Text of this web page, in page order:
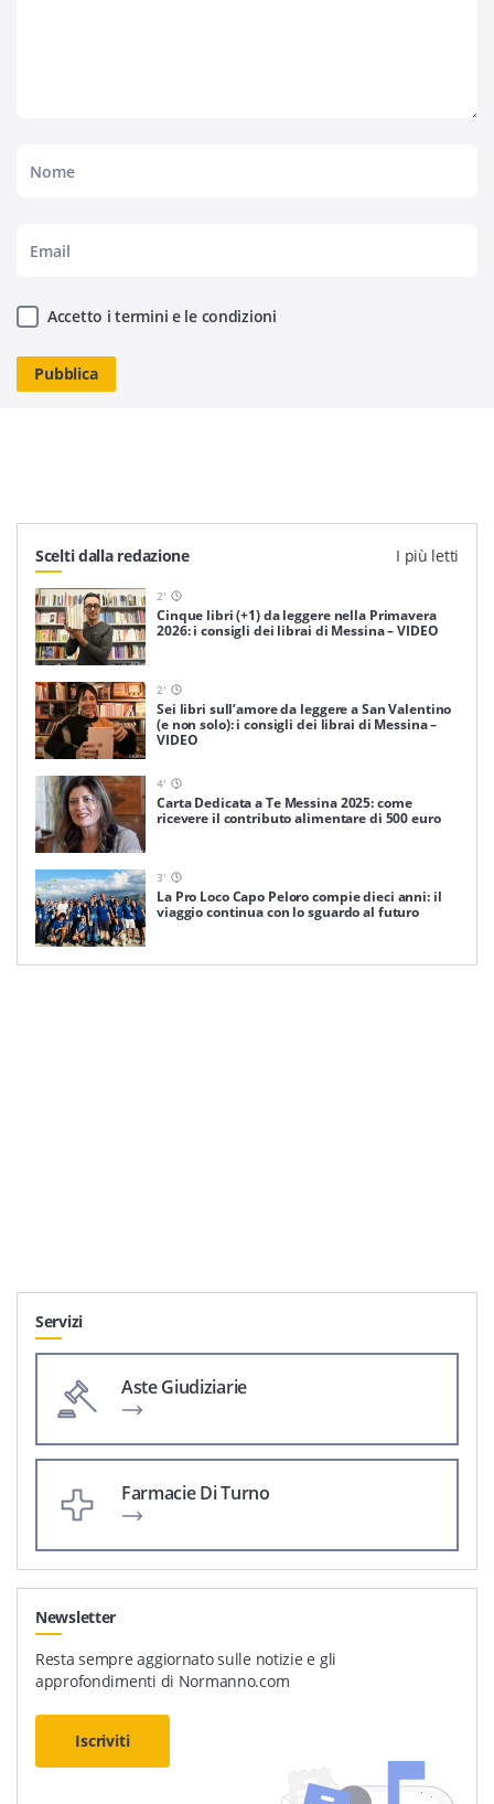
Accetto i termini e le condizioni
Scelti dalla redazione I più letti
2'
Cinque libri (+1) da leggere nella Primavera
2026: i consigli dei librai di Messina – VIDEO
2'
Sei libri sull’amore da leggere a San Valentino
(e non solo): i consigli dei librai di Messina –
VIDEO
4'
Carta Dedicata a Te Messina 2025: come
ricevere il contributo alimentare di 500 euro
3'
La Pro Loco Capo Peloro compie dieci anni: il
viaggio continua con lo sguardo al futuro
Servizi
Aste Giudiziarie
Farmacie Di Turno
Newsletter
Resta sempre aggiornato sulle notizie e gli
approfondimenti di Normanno.com
Iscriviti